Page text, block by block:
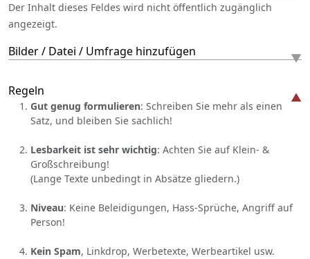
Der Inhalt dieses Feldes wird nicht öffentlich zugänglich
angezeigt.
Bilder / Datei / Umfrage hinzufügen
Regeln
Gut genug formulieren: Schreiben Sie mehr als einen
Satz, und bleiben Sie sachlich!
Lesbarkeit ist sehr wichtig: Achten Sie auf Klein- &
Großschreibung!
(Lange Texte unbedingt in Absätze gliedern.)
Niveau: Keine Beleidigungen, Hass-Sprüche, Angriff auf
Person!
Kein Spam, Linkdrop, Werbetexte, Werbeartikel usw.